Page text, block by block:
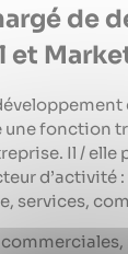
de
et
fonction
Il / elle
d’activité
services,